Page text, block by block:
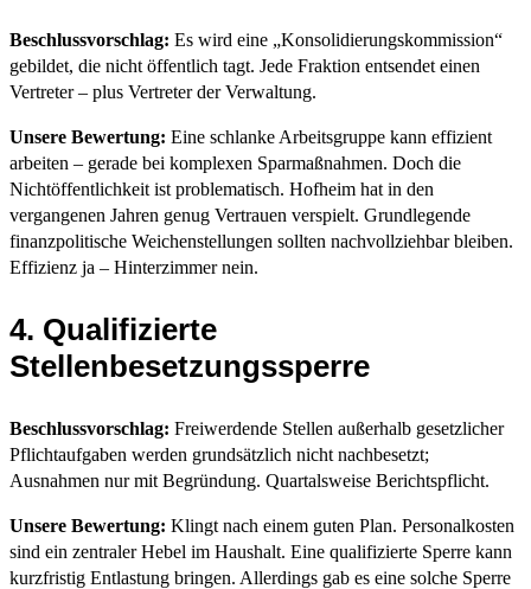
Beschlussvorschlag: Es wird eine „Konsolidierungskommission“
gebildet, die nicht öffentlich tagt. Jede Fraktion entsendet einen
Vertreter – plus Vertreter der Verwaltung.
Unsere Bewertung: Eine schlanke Arbeitsgruppe kann effizient
arbeiten – gerade bei komplexen Sparmaßnahmen. Doch die
Nichtöffentlichkeit ist problematisch. Hofheim hat in den
vergangenen Jahren genug Vertrauen verspielt. Grundlegende
finanzpolitische Weichenstellungen sollten nachvollziehbar bleiben.
Effizienz ja – Hinterzimmer nein.
4. Qualifizierte
Stellenbesetzungssperre
Beschlussvorschlag: Freiwerdende Stellen außerhalb gesetzlicher
Pflichtaufgaben werden grundsätzlich nicht nachbesetzt;
Ausnahmen nur mit Begründung. Quartalsweise Berichtspflicht.
Unsere Bewertung: Klingt nach einem guten Plan. Personalkosten
sind ein zentraler Hebel im Haushalt. Eine qualifizierte Sperre kann
kurzfristig Entlastung bringen. Allerdings gab es eine solche Sperre